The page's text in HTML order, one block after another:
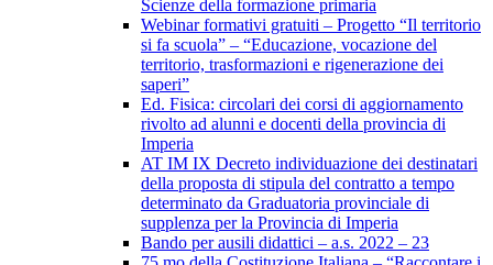
Scienze della formazione primaria
Webinar formativi gratuiti – Progetto “Il territorio
si fa scuola” – “Educazione, vocazione del
territorio, trasformazioni e rigenerazione dei
saperi”
Ed. Fisica: circolari dei corsi di aggiornamento
rivolto ad alunni e docenti della provincia di
Imperia
AT IM IX Decreto individuazione dei destinatari
della proposta di stipula del contratto a tempo
determinato da Graduatoria provinciale di
supplenza per la Provincia di Imperia
Bando per ausili didattici – a.s. 2022 – 23